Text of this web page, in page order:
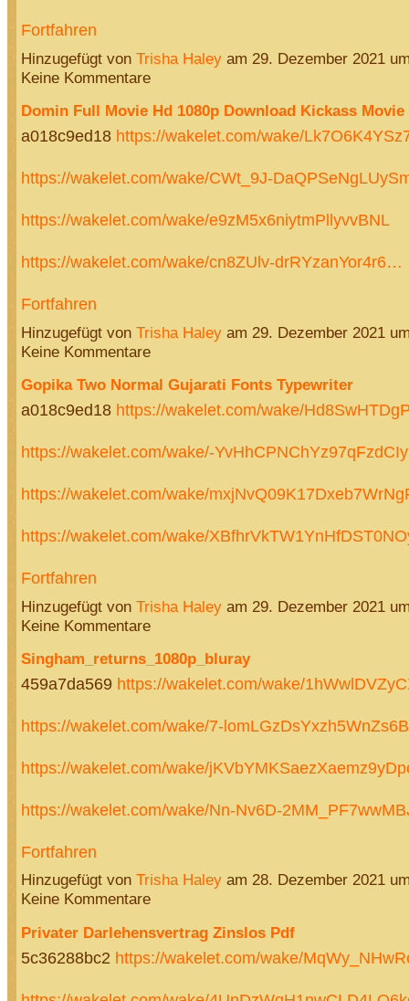
Fortfahren
Hinzugefügt von Trisha Haleyam 29. Dezember 2021
Keine Kommentare
Domin Full Movie Hd 1080p Download Kickass Movie
a018c9ed18 https://wakelet.com/wake/
https://wakelet.com/wake/CWt_9J-
https://wakelet.com/wake/e9zM5x6niytmPllyvvBNL
https://wakelet.com/wake/cn8ZUlv-drRYzanYor4r6…
Fortfahren
Hinzugefügt von Trisha Haleyam 29. Dezember 2021
Keine Kommentare
Gopika Two Normal Gujarati Fonts Typewriter
a018c9ed18 https://wakelet.com/wake/
https://wakelet.com/wake/-YvHhCPNChYz97qFzdCIy
https://wakelet.com/wake/
https://wakelet.com/wake/
Fortfahren
Hinzugefügt von Trisha Haleyam 29. Dezember 2021
Keine Kommentare
Singham_returns_1080p_bluray
459a7da569 https://wakelet.com/wake/
https://wakelet.com/wake/7-lomLGzDsYxzh5WnZs6B
https://wakelet.com/wake/
https://wakelet.com/wake/Nn-Nv6D-
Fortfahren
Hinzugefügt von Trisha Haleyam 28. Dezember 2021
Keine Kommentare
Privater Darlehensvertrag Zinslos Pdf
5c36288bc2 https://wakelet.com/wake/